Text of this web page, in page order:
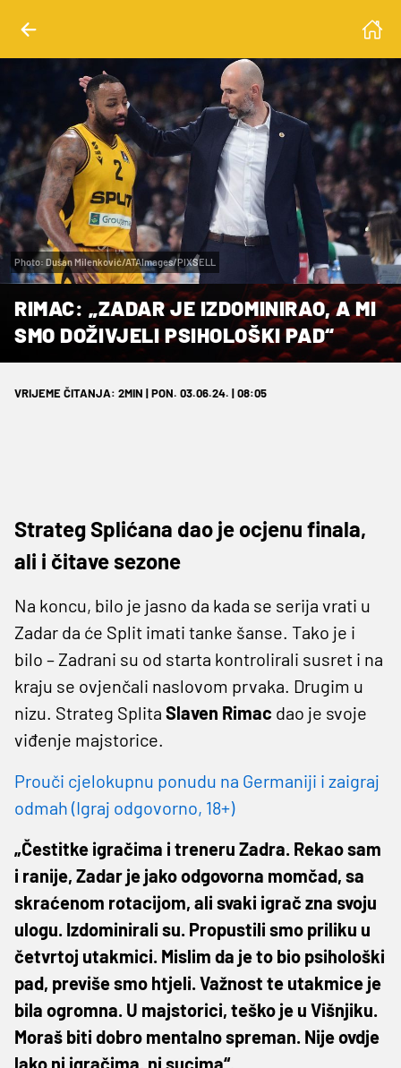
Photo: Dušan Milenković/ATAImages/PIXSELL
RIMAC: „ZADAR JE IZDOMINIRAO, A MI
SMO DOŽIVJELI PSIHOLOŠKI PAD“
VRIJEME ČITANJA: 2MIN | PON. 03.06.24. | 08:05
Strateg Splićana dao je ocjenu finala,
ali i čitave sezone
Na koncu, bilo je jasno da kada se serija vrati u
Zadar da će Split imati tanke šanse. Tako je i
bilo – Zadrani su od starta kontrolirali susret i na
kraju se ovjenčali naslovom prvaka. Drugim u
nizu. Strateg Splita Slaven Rimac dao je svoje
viđenje majstorice.
Prouči cjelokupnu ponudu na Germaniji i zaigraj
odmah (Igraj odgovorno, 18+)
„Čestitke igračima i treneru Zadra. Rekao sam
i ranije, Zadar je jako odgovorna momčad, sa
skraćenom rotacijom, ali svaki igrač zna svoju
ulogu. Izdominirali su. Propustili smo priliku u
četvrtoj utakmici. Mislim da je to bio psihološki
pad, previše smo htjeli. Važnost te utakmice je
bila ogromna. U majstorici, teško je u Višnjiku.
Moraš biti dobro mentalno spreman. Nije ovdje
lako ni igračima, ni sucima“.